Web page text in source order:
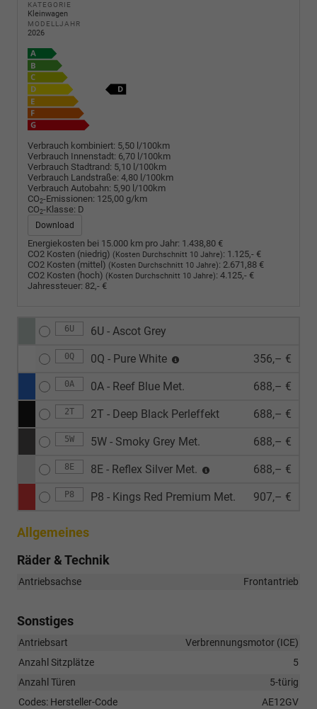
KATEGORIE
Kleinwagen
MODELLJAHR
2026
Verbrauch kombiniert: 5,50 l/100km
Verbrauch Innenstadt: 6,70 l/100km
Verbrauch Stadtrand: 5,10 l/100km
Verbrauch Landstraße: 4,80 l/100km
Verbrauch Autobahn: 5,90 l/100km
CO2-Emissionen: 125,00 g/km
CO2-Klasse: D
Download
Energiekosten bei 15.000 km pro Jahr: 1.438,80 €
CO2 Kosten (niedrig) (Kosten Durchschnitt 10 Jahre): 1.125,- €
CO2 Kosten (mittel) (Kosten Durchschnitt 10 Jahre): 2.671,88 €
CO2 Kosten (hoch) (Kosten Durchschnitt 10 Jahre): 4.125,- €
Jahressteuer: 82,- €
6U 6U - Ascot Grey
0Q 0Q - Pure White 356,– €
0A 0A - Reef Blue Met. 688,– €
2T 2T - Deep Black Perleffekt 688,– €
5W 5W - Smoky Grey Met. 688,– €
8E 8E - Reflex Silver Met. 688,– €
P8 P8 - Kings Red Premium Met. 907,– €
Allgemeines
Räder & Technik
Antriebsachse Frontantrieb
Sonstiges
Antriebsart
Verbrennungsmotor (ICE)
Anzahl Sitzplätze
5
Anzahl Türen
5-türig
Codes: Hersteller-Code
AE12GV